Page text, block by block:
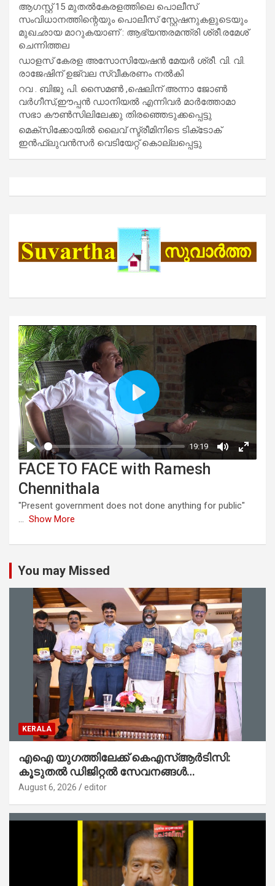
ആഗസ്റ്റ് 15 മുതല്‍കേരളത്തിലെ പൊലീസ്
സംവിധാനത്തിന്റെയും പൊലീസ് സ്റ്റേഷനുകളുടെയും
മുഖഛായ മാറുകയാണ് : ആഭ്യന്തരമന്ത്രി ശ്രീ.രമേശ്
ചെന്നിത്തല
ഡാളസ് കേരള അസോസിയേഷൻ മേയർ ശ്രീ. വി. വി.
രാജേഷിന് ഉജ്വല സ്വീകരണം നൽകി
റവ . ബിജു പി. സൈമൺ ,ഷെലിന് അന്നാ ജോൺ
വർഗീസ്,ഈപ്പൻ ഡാനിയൽ എന്നിവർ മാർത്തോമാ
സഭാ കൗൺസിലിലേക്കു തിരഞ്ഞെടുക്കപ്പെട്ടു
മെക്സിക്കോയിൽ ലൈവ് സ്ട്രീമിനിടെ ടിക്‌ടോക്
ഇൻഫ്ലുവൻസർ വെടിയേറ്റ് കൊല്ലപ്പെട്ടു
FACE TO FACE with Ramesh
Chennithala
"Present government does not done anything for public"
... Show More
You may Missed
KERALA
എഐ യുഗത്തിലേക്ക് കെഎസ്ആർടിസി:
കൂടുതൽ ഡിജിറ്റൽ സേവനങ്ങൾ
ജനങ്ങളിലേക്കെത്തിക്കും – മന്ത്രി സി പി
August 6, 2026 editor